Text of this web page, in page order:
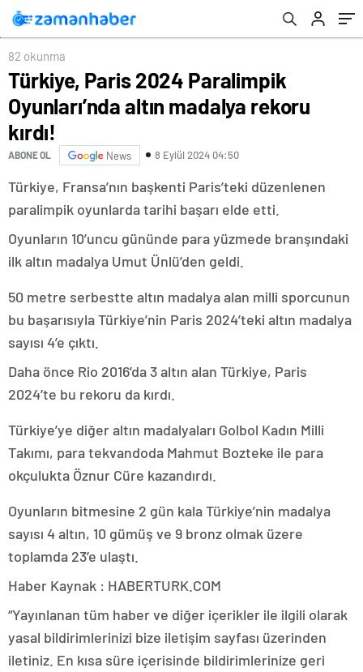
82 okunma
Türkiye, Paris 2024 Paralimpik
Oyunları’nda altın madalya rekoru
kırdı!
ABONE OL News 8 Eylül 2024 04:50
Türkiye, Fransa’nın başkenti Paris’teki düzenlenen
paralimpik oyunlarda tarihi başarı elde etti.
Oyunların 10’uncu gününde para yüzmede branşındaki
ilk altın madalya Umut Ünlü’den geldi.
50 metre serbestte altın madalya alan milli sporcunun
bu başarısıyla Türkiye’nin Paris 2024’teki altın madalya
sayısı 4’e çıktı.
Daha önce Rio 2016’da 3 altın alan Türkiye, Paris
2024’te bu rekoru da kırdı.
Türkiye’ye diğer altın madalyaları Golbol Kadın Milli
Takımı, para tekvandoda Mahmut Bozteke ile para
okçulukta Öznur Cüre kazandırdı.
Oyunların bitmesine 2 gün kala Türkiye’nin madalya
sayısı 4 altın, 10 gümüş ve 9 bronz olmak üzere
toplamda 23’e ulaştı.
Haber Kaynak : HABERTURK.COM
“Yayınlanan tüm haber ve diğer içerikler ile ilgili olarak
yasal bildirimlerinizi bize iletişim sayfası üzerinden
iletiniz. En kısa süre içerisinde bildirimlerinize geri